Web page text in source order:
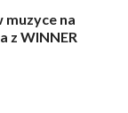
muzyce na
z WINNER